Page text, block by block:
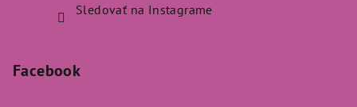
Sledovať na Instagrame
Facebook